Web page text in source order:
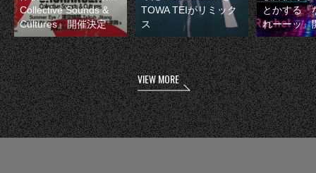
Collective Sounds &
Cultures』開催決定
TOWA TEIがリミック
ス
とかする『
れーーッ』
VIEW MORE